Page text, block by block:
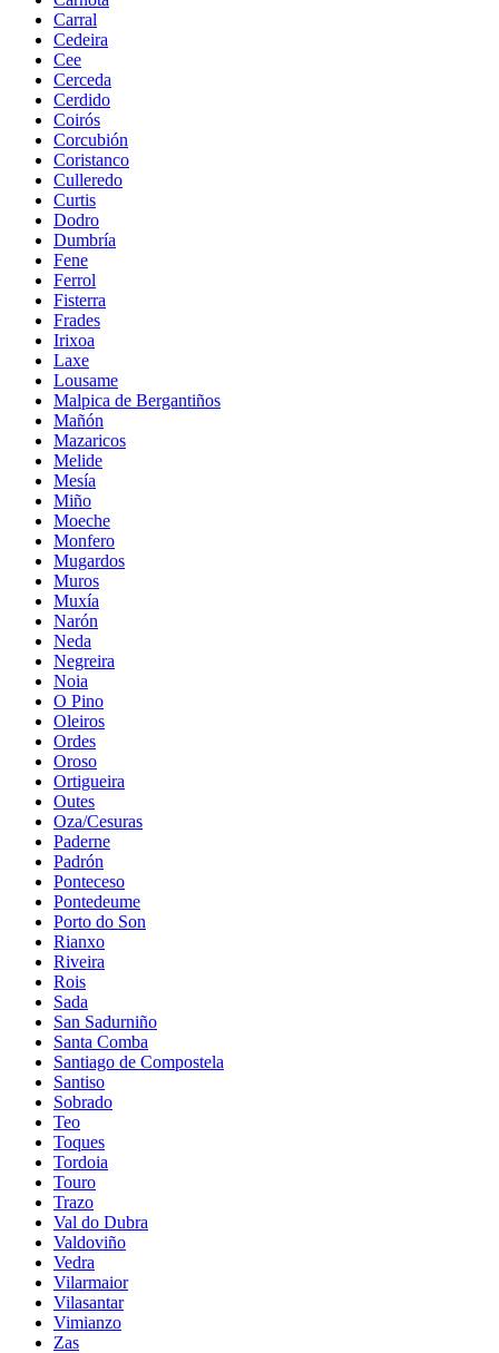
Carral
Cedeira
Cee
Cerceda
Cerdido
Coirós
Corcubión
Coristanco
Culleredo
Curtis
Dodro
Dumbría
Fene
Ferrol
Fisterra
Frades
Irixoa
Laxe
Lousame
Malpica de Bergantiños
Mañón
Mazaricos
Melide
Mesía
Miño
Moeche
Monfero
Mugardos
Muros
Muxía
Narón
Neda
Negreira
Noia
O Pino
Oleiros
Ordes
Oroso
Ortigueira
Outes
Oza/Cesuras
Paderne
Padrón
Ponteceso
Pontedeume
Porto do Son
Rianxo
Riveira
Rois
Sada
San Sadurniño
Santa Comba
Santiago de Compostela
Santiso
Sobrado
Teo
Toques
Tordoia
Touro
Trazo
Val do Dubra
Valdoviño
Vedra
Vilarmaior
Vilasantar
Vimianzo
Zas